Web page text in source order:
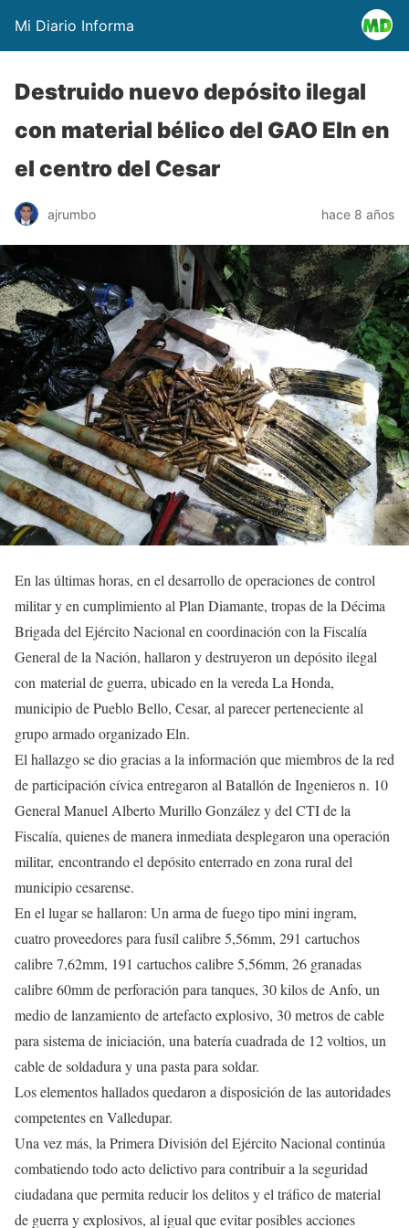
Mi Diario Informa
Destruido nuevo depósito ilegal
con material bélico del GAO Eln en
el centro del Cesar
ajrumbo hace 8 años
En las últimas horas, en el desarrollo de operaciones de control
militar y en cumplimiento al Plan Diamante, tropas de la Décima
Brigada del Ejército Nacional en coordinación con la Fiscalía
General de la Nación, hallaron y destruyeron un depósito ilegal
con material de guerra, ubicado en la vereda La Honda,
municipio de Pueblo Bello, Cesar, al parecer perteneciente al
grupo armado organizado Eln.
El hallazgo se dio gracias a la información que miembros de la red
de participación cívica entregaron al Batallón de Ingenieros n. 10
General Manuel Alberto Murillo González y del CTI de la
Fiscalía, quienes de manera inmediata desplegaron una operación
militar, encontrando el depósito enterrado en zona rural del
municipio cesarense.
En el lugar se hallaron: Un arma de fuego tipo mini ingram,
cuatro proveedores para fusíl calibre 5,56mm, 291 cartuchos
calibre 7,62mm, 191 cartuchos calibre 5,56mm, 26 granadas
calibre 60mm de perforación para tanques, 30 kilos de Anfo, un
medio de lanzamiento de artefacto explosivo, 30 metros de cable
para sistema de iniciación, una batería cuadrada de 12 voltios, un
cable de soldadura y una pasta para soldar.
Los elementos hallados quedaron a disposición de las autoridades
competentes en Valledupar.
Una vez más, la Primera División del Ejército Nacional continúa
combatiendo todo acto delictivo para contribuir a la seguridad
ciudadana que permita reducir los delitos y el tráfico de material
de guerra y explosivos, al igual que evitar posibles acciones